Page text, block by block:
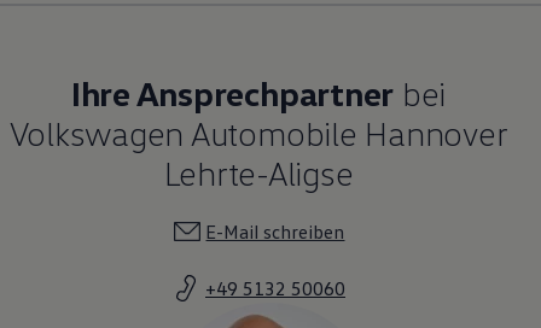
Ihre Ansprechpartner bei
Volkswagen Automobile Hannover
Lehrte-Aligse
E-Mail schreiben
+49 5132 50060